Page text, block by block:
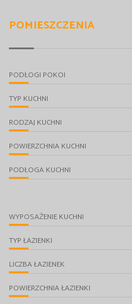
POMIESZCZENIA
PODŁOGI POKOI
TYP KUCHNI
RODZAJ KUCHNI
POWIERZCHNIA KUCHNI
PODŁOGA KUCHNI
WYPOSAŻENIE KUCHNI
TYP ŁAZIENKI
LICZBA ŁAZIENEK
POWIERZCHNIA ŁAZIENKI